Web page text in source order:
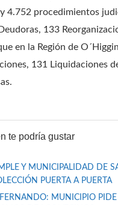
4.752 procedimientos
133
en la Región de
131 Liquidaciones
te podría gustar
Y MUNICIPALIDAD DE
PUERTA A PUERTA
MUNICIPIO PIDE